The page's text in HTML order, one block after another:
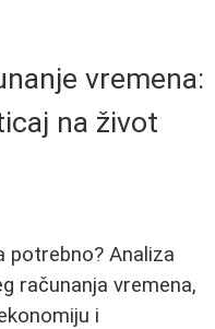
vremena:
na život
potrebno? Analiza
računanja vremena,
i